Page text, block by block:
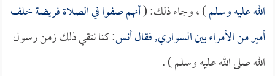
الله عليه وسلم) ، وجاء ذلك: (أنهم صفوا في الصلاة فريضة خلف
أمير من الأمراء بين السواري, فقالأنس: كنا نتقي ذلك زمن رسول
الله صلى الله عليه وسلم ) .